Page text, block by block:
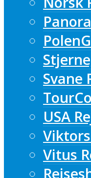
Svane
USA
Vitus